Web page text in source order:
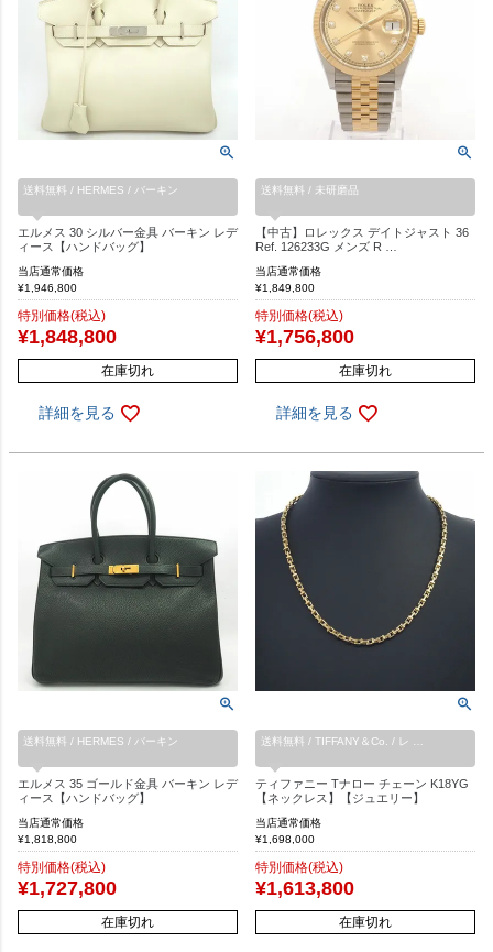
送料無料 / HERMES / バーキン
エルメス 30 シルバー金具 バーキン レデ
ィース【ハンドバッグ】
当店通常価格
¥1,946,800
特別価格(税込)
¥1,848,800
在庫切れ
詳細を見る
送料無料 / 未研磨品
【中古】ロレックス デイトジャスト 36
Ref. 126233G メンズ R …
当店通常価格
¥1,849,800
特別価格(税込)
¥1,756,800
在庫切れ
詳細を見る
送料無料 / HERMES / バーキン
エルメス 35 ゴールド金具 バーキン レデ
ィース【ハンドバッグ】
当店通常価格
¥1,818,800
特別価格(税込)
¥1,727,800
在庫切れ
送料無料 / TIFFANY＆Co. / レ …
ティファニー Tナロー チェーン K18YG
【ネックレス】【ジュエリー】
当店通常価格
¥1,698,000
特別価格(税込)
¥1,613,800
在庫切れ